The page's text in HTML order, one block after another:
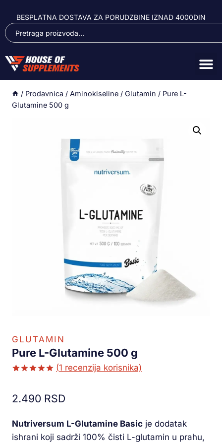
BESPLATNA DOSTAVA ZA PORUDZBINE IZNAD 4000DIN
/ Prodavnica / Aminokiseline / Glutamin / Pure L-
Glutamine 500 g
GLUTAMIN
Pure L-Glutamine 500 g
na osnovu
ocene
(1 recenzija korisnika)
2.490 RSD
Nutriversum L-Glutamine Basic je dodatak
ishrani koji sadrži 100% čisti L-glutamin u prahu,